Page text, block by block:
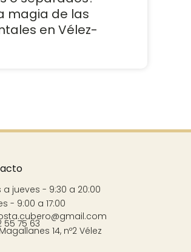
magia de las
en Vélez-
a jueves - 9:30 a 20:00
- 9:00 a 17:00
55 75 63
14, nº2 Vélez